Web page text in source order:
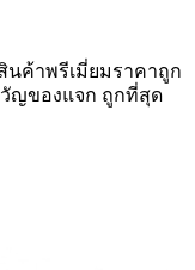
นค้าพรีเมี่ยมราคาถูก
วัญของแจก ถูกที่สุด